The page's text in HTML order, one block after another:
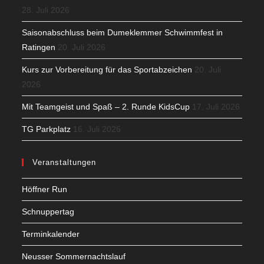
28. Juli 2026
Saisonabschluss beim Dumeklemmer Schwimmfest in
Ratingen 20. Juli 2026
Kurs zur Vorbereitung für das Sportabzeichen 20. Juli
2026
Mit Teamgeist und Spaß – 2. Runde KidsCup 17. Juli 2026
TG Parkplatz 16. Juli 2026
Veranstaltungen
Höffner Run
Schnuppertag
Terminkalender
Neusser Sommernachtslauf